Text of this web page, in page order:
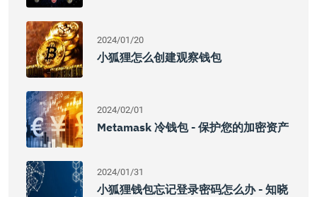
2024/01/20
小狐狸怎么创建观察钱包
2024/02/01
Metamask 冷钱包 - 保护您的加密资产
2024/01/31
小狐狸钱包忘记登录密码怎么办 - 知晓